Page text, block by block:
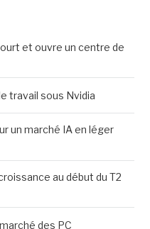
et ouvre un centre de
travail sous Nvidia
un marché IA en léger
au début du T2
des PC